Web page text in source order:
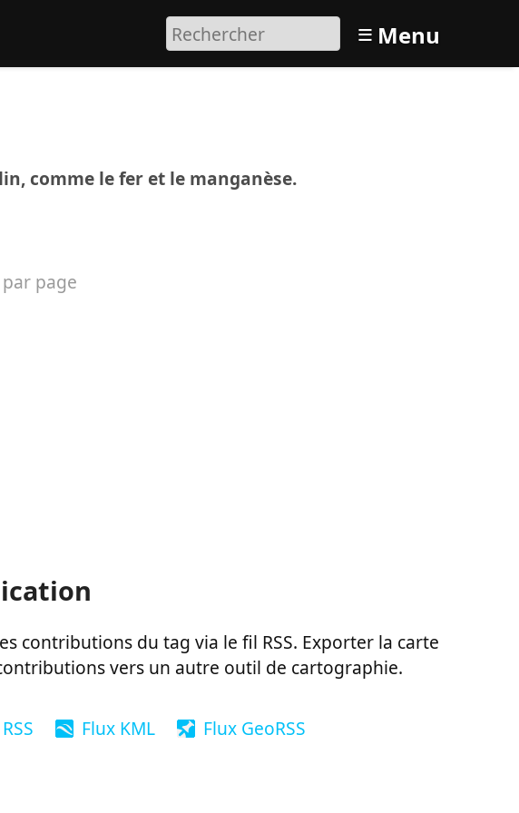
≡ Menu
comme le fer et le manganèse.
par page
contributions du tag via le fil RSS. Exporter la carte
vers un autre outil de cartographie.
Flux KML Flux GeoRSS